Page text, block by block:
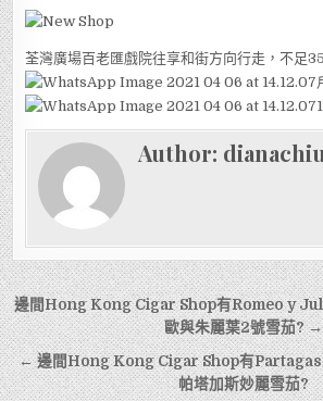
荃灣廣場百老匯戲院往享和街方向行走，不足
Author: dianachiu
文
章
導
邊間Hong Kong Cigar Shop有Romeo y
歐與朱麗葉2號雪茄? →
← 邊間Hong Kong Cigar Shop有
帕塔加斯妙麗雪茄?